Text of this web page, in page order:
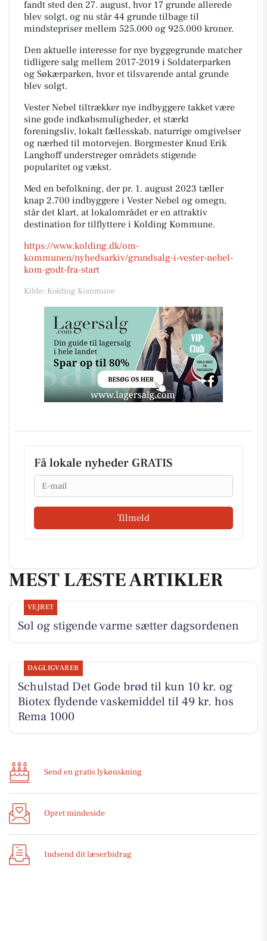
fandt sted den 27. august, hvor 17 grunde allerede
blev solgt, og nu står 44 grunde tilbage til
mindstepriser mellem 525.000 og 925.000 kroner.
Den aktuelle interesse for nye byggegrunde matcher
tidligere salg mellem 2017-2019 i Soldaterparken
og Søkærparken, hvor et tilsvarende antal grunde
blev solgt.
Vester Nebel tiltrækker nye indbyggere takket være
sine gode indkøbsmuligheder, et stærkt
foreningsliv, lokalt fællesskab, naturrige omgivelser
og nærhed til motorvejen. Borgmester Knud Erik
Langhoff understreger områdets stigende
popularitet og vækst.
Med en befolkning, der pr. 1. august 2023 tæller
knap 2.700 indbyggere i Vester Nebel og omegn,
står det klart, at lokalområdet er en attraktiv
destination for tilflyttere i Kolding Kommune.
https://www.kolding.dk/om-
kommunen/nyhedsarkiv/grundsalg-i-vester-nebel-
kom-godt-fra-start
Kilde: Kolding Kommune
Få lokale nyheder GRATIS
Email
Tilmeld
MEST LÆSTE ARTIKLER
VEJRET
Sol og stigende varme sætter dagsordenen
DAGLIGVARER
Schulstad Det Gode brød til kun 10 kr. og
Biotex flydende vaskemiddel til 49 kr. hos
Rema 1000
Send en gratis lykønskning
Opret mindeside
Indsend dit læserbidrag